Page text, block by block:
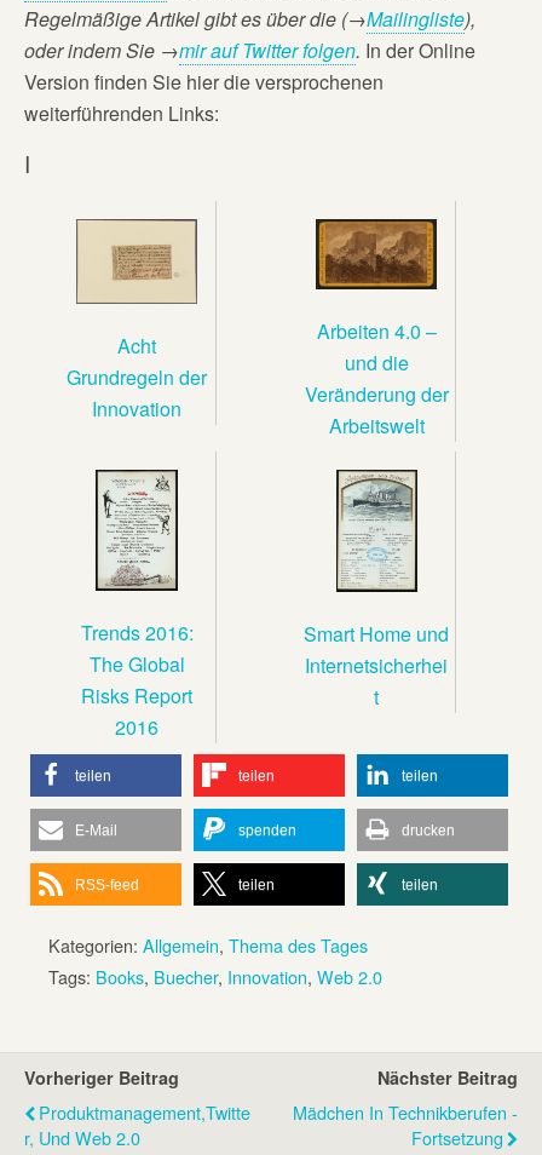
Regelmäßige Artikel gibt es über die (→Mailingliste),
oderindem Sie →mir auf Twitter folgen. In der Online
Version finden Sie hier die versprochenen
weiterführenden Links:
I
Acht
Grundregeln der
Innovation
Arbeiten 4.0 –
und die
Veränderung der
Arbeitswelt
Trends 2016:
The Global
Risks Report
2016
Smart Home und
Internetsicherhei
t
teilen teilen teilen
E-Mail spenden drucken
RSS-feed teilen teilen
Kategorien: Allgemein, Thema des Tages
Tags: Books, Buecher, Innovation, Web 2.0
Vorheriger Beitrag
Produktmanagement,Twitte
R, Und Web 2.0
Nächster Beitrag
Mädchen In Technikberufen -
Fortsetzung